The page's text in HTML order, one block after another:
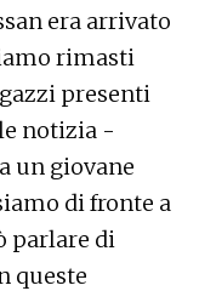
era arrivato
rimasti
presenti
notizia -
un giovane
di fronte a
parlare di
queste